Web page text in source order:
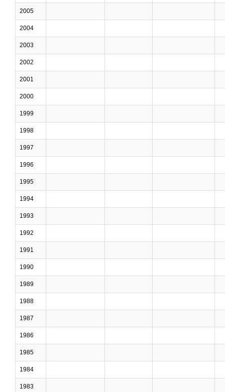
2005
2004
2003
2002
2001
2000
1999
1998
1997
1996
1995
1994
1993
1992
1991
1990
1989
1988
1987
1986
1985
1984
1983